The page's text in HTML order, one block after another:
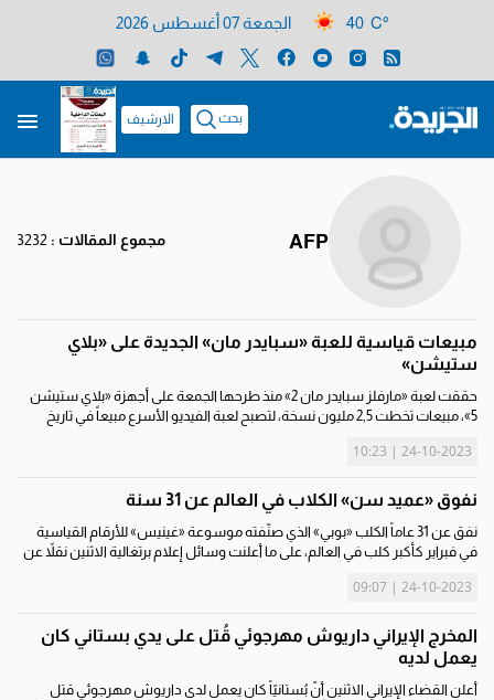
40 C° الجمعة 07 أغسطس 2026
بحث الارشيف
AFP مجموع المقالات :
مبيعات قياسية للعبة «سبايدر مان» الجديدة على «بلاي
ستيشن»
حققت لعبة «مارفلز سبايدر مان 2» منذ طرحها الجمعة على أجهزة «بلاي ستيشن
5»، مبيعات تخطت 2,5 مليون نسخة، لتصبح لعبة الفيديو الأسرع مبيعاً في تاريخ
المجموعة...
24-10-2023 | 10:23
نفوق «عميد سن» الكلاب في العالم عن 31 سنة
نفق عن 31 عاماً الكلب «بوبي» الذي صنّفته موسوعة «غينيس» للأرقام القياسية
في فبراير كأكبر كلب في العالم، على ما أعلنت وسائل إعلام برتغالية الاثنين نقلاً عن
24-10-2023 | 09:07
المخرج الإيراني داريوش مهرجوئي قُتل على يدي بستاني كان
يعمل لديه
أعلن القضاء الإيراني الاثنين أنّ بُستانيّاً كان يعمل لدى داريوش مهرجوئي قتل